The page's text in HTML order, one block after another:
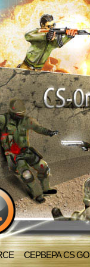
СЕРВЕРА CS GO